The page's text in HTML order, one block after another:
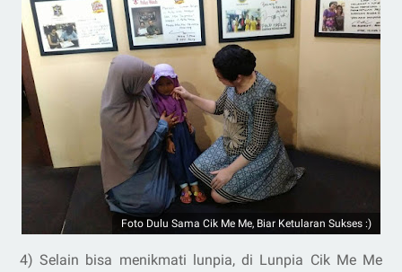
Foto Dulu Sama Cik Me Me, Biar Ketularan Sukses :)
4) Selain bisa menikmati lunpia, di Lunpia Cik Me Me